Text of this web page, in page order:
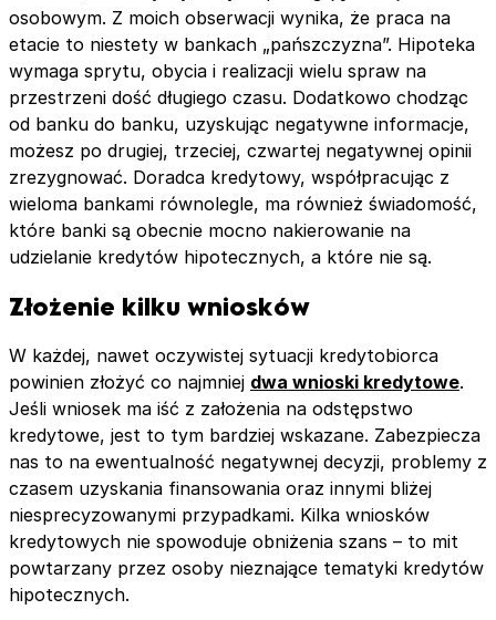
osobowym. Z moich obserwacji wynika, że praca na
etacie to niestety w bankach „pańszczyzna”. Hipoteka
wymaga sprytu, obycia i realizacji wielu spraw na
przestrzeni dość długiego czasu. Dodatkowo chodząc
od banku do banku, uzyskując negatywne informacje,
możesz po drugiej, trzeciej, czwartej negatywnej opinii
zrezygnować. Doradca kredytowy, współpracując z
wieloma bankami równolegle, ma również świadomość,
które banki są obecnie mocno nakierowanie na
udzielanie kredytów hipotecznych, a które nie są.
Złożenie kilku wniosków
W każdej, nawet oczywistej sytuacji kredytobiorca
powinien złożyć co najmniej dwa wnioski kredytowe.
Jeśli wniosek ma iść z założenia na odstępstwo
kredytowe, jest to tym bardziej wskazane. Zabezpiecza
nas to na ewentualność negatywnej decyzji, problemy z
czasem uzyskania finansowania oraz innymi bliżej
niesprecyzowanymi przypadkami. Kilka wniosków
kredytowych nie spowoduje obniżenia szans – to mit
powtarzany przez osoby nieznające tematyki kredytów
hipotecznych.